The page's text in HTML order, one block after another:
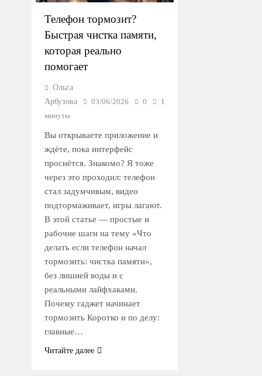
Телефон тормозит?
Быстрая чистка памяти,
которая реально
помогает
Ольга
Арбузова
03/06/2026 0
1
минуты
Вы открываете приложение и
ждёте, пока интерфейс
проснётся. Знакомо? Я тоже
через это проходил: телефон
стал задумчивым, видео
подтормаживает, игры лагают.
В этой статье — простые и
рабочие шаги на тему «Что
делать если телефон начал
тормозить: чистка памяти»,
без лишней воды и с
реальными лайфхаками.
Почему гаджет начинает
тормозить Коротко и по делу:
главные…
Читайте далее